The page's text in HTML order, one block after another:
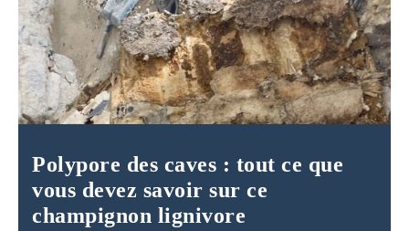
Polypore des caves : tout ce que
vous devez savoir sur ce
champignon lignivore